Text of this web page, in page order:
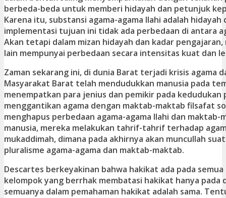
berbeda-beda untuk memberi hidayah dan petunjuk
Karena itu, substansi agama-agama Ilahi adalah hidayah
implementasi tujuan ini tidak ada perbedaan di antara
Akan tetapi dalam mizan hidayah dan kadar pengajaran,
lain mempunyai perbedaan secara intensitas kuat dan
Zaman sekarang ini, di dunia Barat terjadi krisis agama
Masyarakat Barat telah mendudukkan manusia pada
menempatkan para jenius dan pemikir pada kedudukan
menggantikan agama dengan maktab-maktab filsafat
menghapus perbedaan agama-agama Ilahi dan maktab-
manusia, mereka melakukan tahrif-tahrif terhadap
mukaddimah, dimana pada akhirnya akan muncullah
pluralisme agama-agama dan maktab-maktab.
Descartes berkeyakinan bahwa hakikat ada pada
kelompok yang berrhak membatasi hakikat hanya pada
semuanya dalam pemahaman hakikat adalah sama.